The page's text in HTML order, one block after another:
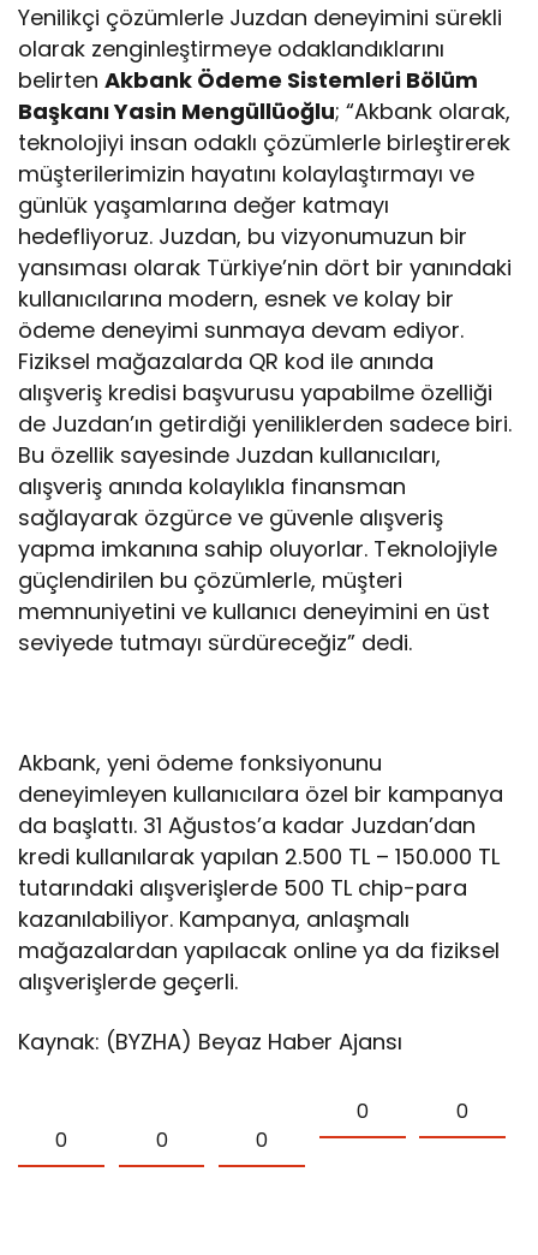
Yenilikçi çözümlerle Juzdan deneyimini sürekli
olarak zenginleştirmeye odaklandıklarını
belirtenAkbank Ödeme Sistemleri Bölüm
Başkanı Yasin Mengüllüoğlu; “Akbank olarak,
teknolojiyi insan odaklı çözümlerle birleştirerek
müşterilerimizin hayatını kolaylaştırmayı ve
günlük yaşamlarına değer katmayı
hedefliyoruz. Juzdan, bu vizyonumuzun bir
yansıması olarak Türkiye’nin dört bir yanındaki
kullanıcılarına modern, esnek ve kolay bir
ödeme deneyimi sunmaya devam ediyor.
Fiziksel mağazalarda QR kod ile anında
alışveriş kredisi başvurusu yapabilme özelliği
de Juzdan’ın getirdiği yeniliklerden sadece biri.
Bu özellik sayesinde Juzdan kullanıcıları,
alışveriş anında kolaylıkla finansman
sağlayarak özgürce ve güvenle alışveriş
yapma imkanına sahip oluyorlar. Teknolojiyle
güçlendirilen bu çözümlerle, müşteri
memnuniyetini ve kullanıcı deneyimini en üst
seviyede tutmayı sürdüreceğiz” dedi.
Akbank, yeni ödeme fonksiyonunu
deneyimleyen kullanıcılara özel bir kampanya
da başlattı. 31 Ağustos’a kadar Juzdan’dan
kredi kullanılarak yapılan 2.500 TL – 150.000 TL
tutarındaki alışverişlerde 500 TL chip-para
kazanılabiliyor. Kampanya, anlaşmalı
mağazalardan yapılacak online ya da fiziksel
alışverişlerde geçerli.
Kaynak: (BYZHA) Beyaz Haber Ajansı
0 0 0
0 0